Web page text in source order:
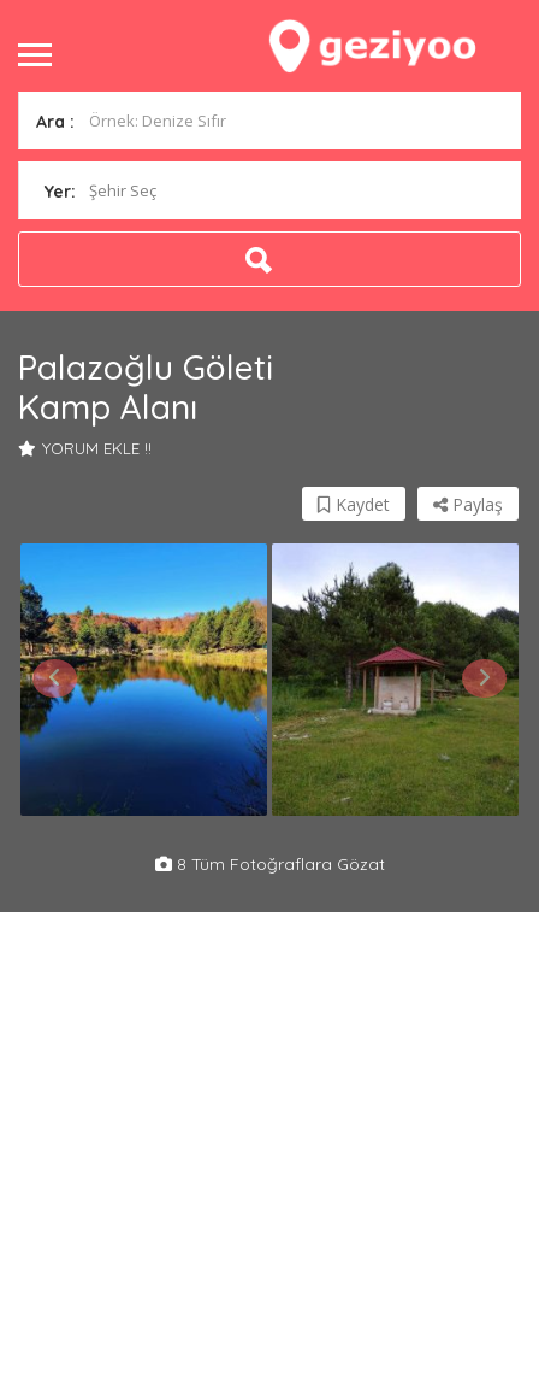
Ara :
Yer: Şehir Seç
Palazoğlu Göleti
Kamp Alanı
YORUM EKLE !!
Paylaş
Kaydet
8 Tüm Fotoğraflara Gözat